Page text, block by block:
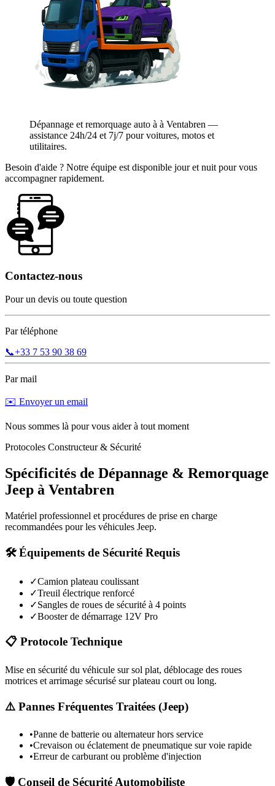
Dépannage et remorquage auto à à Ventabren —
assistance 24h/24 et 7j/7 pour voitures, motos et
utilitaires.
Besoin d'aide ? Notre équipe est disponible jour et nuit pour vous
accompagner rapidement.
Contactez-nous
Pour un devis ou toute question
Par téléphone
📞+33 7 53 90 38 69
Par mail
✉️ Envoyer un email
Nous sommes là pour vous aider à tout moment
Protocoles Constructeur & Sécurité
Spécificités de Dépannage & Remorquage
Jeep à Ventabren
Matériel professionnel et procédures de prise en charge
recommandées pour les véhicules Jeep.
🛠️ Équipements de Sécurité Requis
✓Camion plateau coulissant
✓Treuil électrique renforcé
✓Sangles de roues de sécurité à 4 points
✓Booster de démarrage 12V Pro
📋 Protocole Technique
Mise en sécurité du véhicule sur sol plat, déblocage des roues
motrices et arrimage sécurisé sur plateau court ou long.
⚠️ Pannes Fréquentes Traitées (Jeep)
•Panne de batterie ou alternateur hors service
•Crevaison ou éclatement de pneumatique sur voie rapide
•Erreur de carburant ou problème d'injection
🛡️ Conseil de Sécurité Automobiliste